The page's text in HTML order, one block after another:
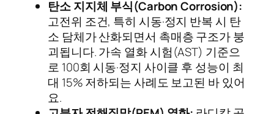
탄소 지지체 부식(Carbon Corrosion):
고전위 조건, 특히 시동·정지 반복 시 탄
소 담체가 산화되면서 촉매층 구조가 붕
괴됩니다. 가속 열화 시험(AST) 기준으
로 100회 시동·정지 사이클 후 성능이 최
대 15% 저하되는 사례도 보고된 바 있어
요.